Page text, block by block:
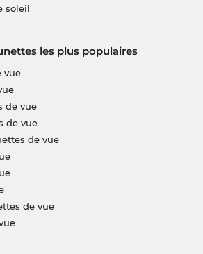
soleil
les plus populaires
vue
de vue
de vue
de vue
de vue